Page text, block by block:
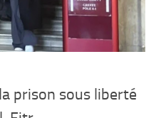
prison sous liberté